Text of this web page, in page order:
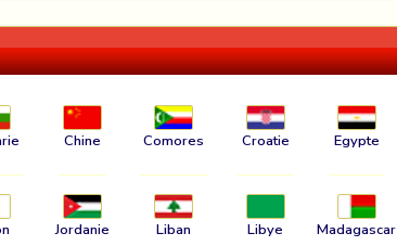
Chine Comores Croatie Egypte
Jordanie Liban Libye Madagascar